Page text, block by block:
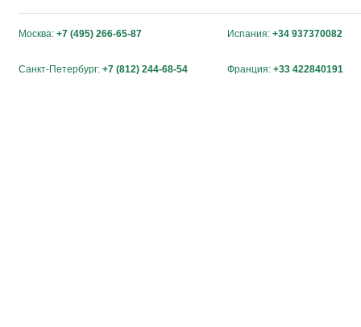
Москва: +7 (495) 266-65-87 Испания: +34 937370082
Санкт-Петербург: +7 (812) 244-68-54 Франция: +33 422840191